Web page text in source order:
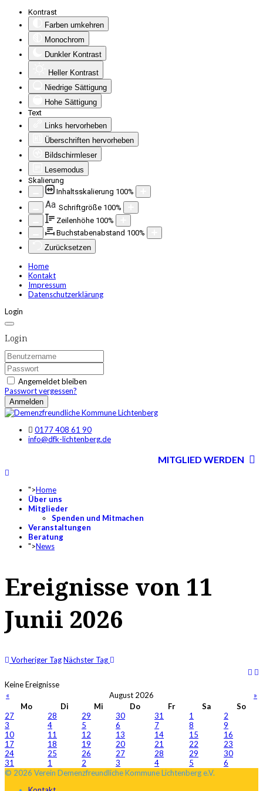
Kontrast
Farben umkehren
Monochrom
Dunkler Kontrast
Heller Kontrast
Niedrige Sättigung
Hohe Sättigung
Text
Links hervorheben
Überschriften hervorheben
Bildschirmleser
Lesemodus
Skalierung
Inhaltsskalierung 100%
Aa Schriftgröße 100%
Zeilenhöhe 100%
Buchstabenabstand 100%
Zurücksetzen
Home
Kontakt
Impressum
Datenschutzerklärung
Login
Login
Angemeldet bleiben
Passwort vergessen?
Anmelden
0177 408 61 90
info@dfk-lichtenberg.de
MITGLIED WERDEN
">Home
Über uns
Mitglieder
Spenden und Mitmachen
Veranstaltungen
Beratung
">News
Ereignisse von 11
Junii 2026
Vorheriger TagNächster Tag
Keine Ereignisse
«
August 2026
»
Mo
Di Mi Do Fr Sa
So
27
28 29 30 31 1
2
3
4 5 6 7 8
9
10
11 12 13 14 15
16
17
18 19 20 21 22
23
24
25 26 27 28 29
30
31
1 2 3 4 5
6
© 2026 Verein Demenzfreundliche Kommune Lichtenberg e.V.